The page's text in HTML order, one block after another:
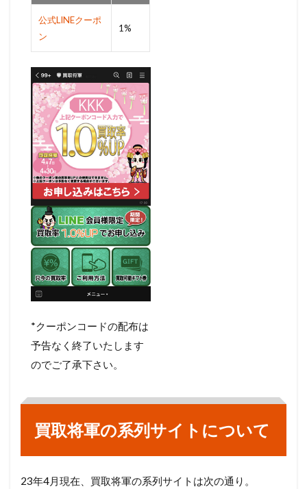
公式LINEクーポ
ン
1%
*クーポンコードの配布は
予告なく終了いたします
のでご了承下さい。
買取将軍の系列サイトについて
23年4月現在、買取将軍の系列サイトは次の通り。